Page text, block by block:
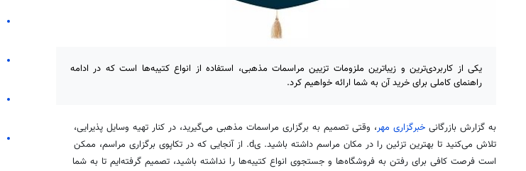
یکی از کاربردی‌ترین و زیباترین ملزومات تزیین مراسمات مذهبی، استفاده از انواع کتیبه‌ها است که در ادامه
راهنمای کاملی برای خرید آن به شما ارائه خواهیم کرد.
به گزارش بازرگانی خبرگزاری مهر، وقتی تصمیم به برگزاری مراسمات مذهبی می‌گیرید، در کنار تهیه وسایل پذیرایی،
تلاش می‌کنید تا بهترین تزئین
را در مکان مراسم داشته باشید. یd. از آنجایی که در تکاپوی برگزاری مراسم، ممکن
است فرصت کافی برای رفتن به فروشگاه‌ها و جستجوی انواع کتیبه‌ها را نداشته باشید، تصمیم گرفته‌ایم تا به شما